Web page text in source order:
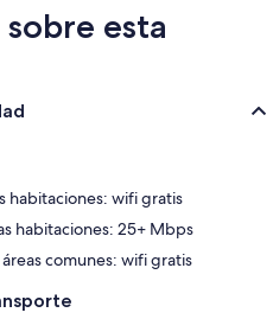
esta
habitaciones: wifi gratis
habitaciones: 25+ Mbps
comunes: wifi gratis